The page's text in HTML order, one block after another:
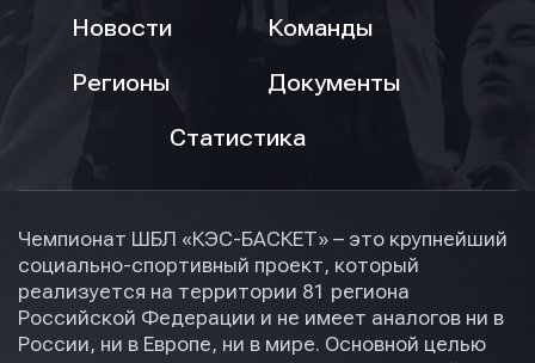
Новости
Команды
Регионы
Документы
Статистика
Чемпионат ШБЛ «КЭС-БАСКЕТ» – это крупнейший
социально-спортивный проект, который
реализуется на территории 81 региона
Российской Федерации и не имеет аналогов ни в
России, ни в Европе, ни в мире. Основной целью